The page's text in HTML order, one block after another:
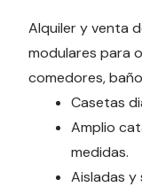
Alquiler y venta
modulares para
comedores,
Casetas
Amplio
medidas.
Aisladas y